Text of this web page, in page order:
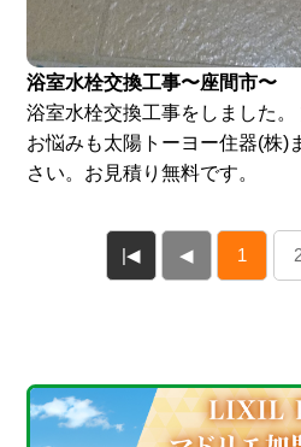
浴室水栓交換工事〜座間市〜
浴室水栓交換工事をしました
お悩みも太陽トーヨー住器(株)
さい。お見積り無料です。
|◀ ◀ 1